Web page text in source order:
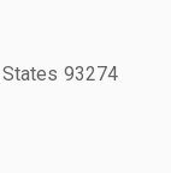
States 93274